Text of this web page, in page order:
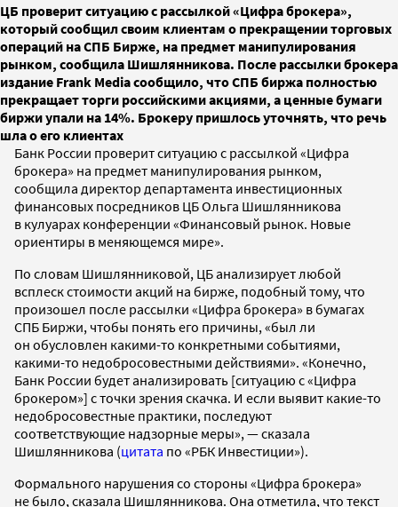
ЦБ проверит ситуацию с рассылкой «Цифра брокера»,
который сообщил своим клиентам о прекращении торговых
операций на СПБ Бирже, на предмет манипулирования
рынком, сообщила Шишлянникова. После рассылки брокера
издание Frank Media сообщило, что СПБ биржа полностью
прекращает торги российскими акциями, а ценные бумаги
биржи упали на 14%. Брокеру пришлось уточнять, что речь
шла о его клиентах
Банк России проверит ситуацию с рассылкой «Цифра
брокера» на предмет манипулирования рынком,
сообщила директор департамента инвестиционных
финансовых посредников ЦБ Ольга Шишлянникова
в кулуарах конференции «Финансовый рынок. Новые
ориентиры в меняющемся мире».
По словам Шишлянниковой, ЦБ анализирует любой
всплеск стоимости акций на бирже, подобный тому, что
произошел после рассылки «Цифра брокера» в бумагах
СПБ Биржи, чтобы понять его причины, «был ли
он обусловлен какими-то конкретными событиями,
какими-то недобросовестными действиями». «Конечно,
Банк России будет анализировать [ситуацию с «Цифра
брокером»] с точки зрения скачка. И если выявит какие-то
недобросовестные практики, последуют
соответствующие надзорные меры», — сказала
Шишлянникова (цитата по «РБК Инвестиции»).
Формального нарушения со стороны «Цифра брокера»
не было, сказала Шишлянникова. Она отметила, что текст